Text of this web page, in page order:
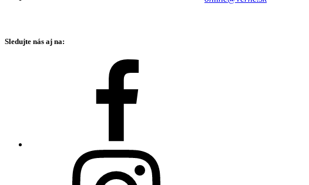
Sledujte nás aj na: